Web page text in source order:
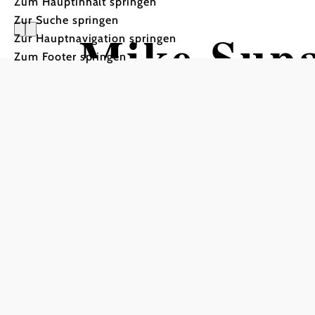
Zur Suche springen
Zur Hauptnavigation springen
Zum Footer springenMike